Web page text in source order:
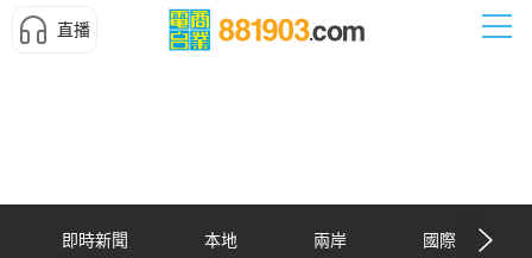
直播
即時新聞 本地 兩岸 國際